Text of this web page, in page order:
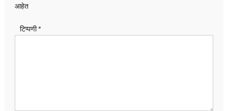
आहेत
टिप्पणी*